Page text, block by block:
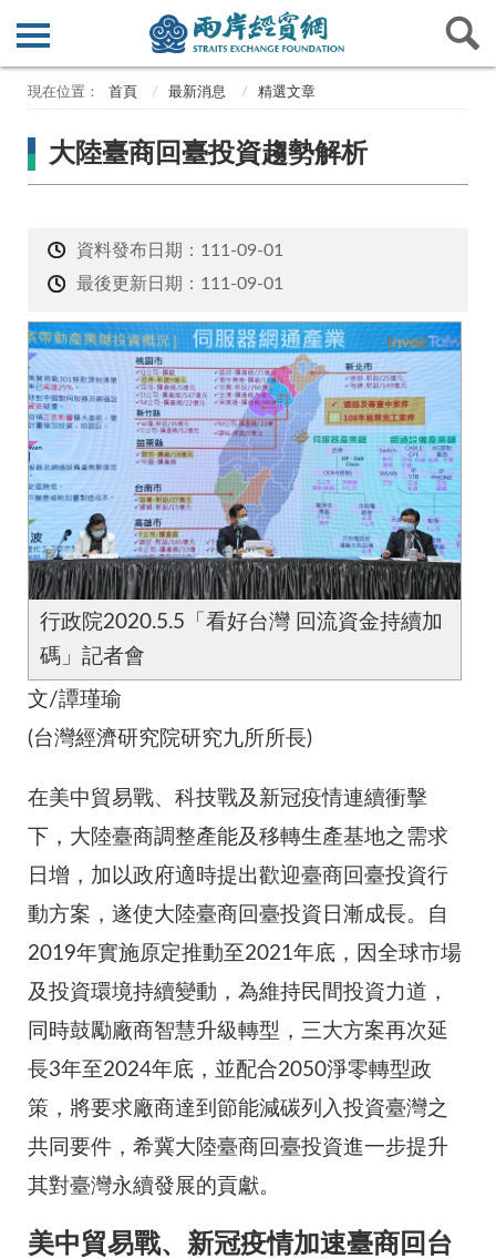
首頁 最新消息 精選文章
大陸臺商回臺投資趨勢解析
資料發布日期：111-09-01
最後更新日期：111-09-01
行政院2020.5.5「看好台灣 回流資金持續加
碼」記者會
文/譚瑾瑜
(台灣經濟研究院研究九所所長)
在美中貿易戰、科技戰及新冠疫情連續衝擊
下，大陸臺商調整產能及移轉生產基地之需求
日增，加以政府適時提出歡迎臺商回臺投資行
動方案，遂使大陸臺商回臺投資日漸成長。自
2019年實施原定推動至2021年底，因全球市場
及投資環境持續變動，為維持民間投資力道，
同時鼓勵廠商智慧升級轉型，三大方案再次延
長3年至2024年底，並配合2050淨零轉型政
策，將要求廠商達到節能減碳列入投資臺灣之
共同要件，希冀大陸臺商回臺投資進一步提升
其對臺灣永續發展的貢獻。
美中貿易戰、新冠疫情加速臺商回台